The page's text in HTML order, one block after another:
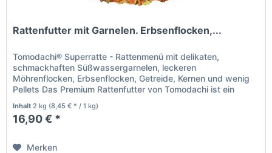
Rattenfutter mit Garnelen. Erbsenflocken,...
Tomodachi® Superratte - Rattenmenü mit delikaten,
schmackhaften Süßwassergarnelen, leckeren
Möhrenflocken, Erbsenflocken, Getreide, Kernen und wenig
Pellets Das Premium Rattenfutter von Tomodachi ist ein
Inhalt2 kg (8,45 € * / 1 kg)
16,90 € *
Merken